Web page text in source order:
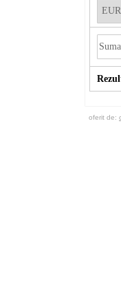
oferit de: